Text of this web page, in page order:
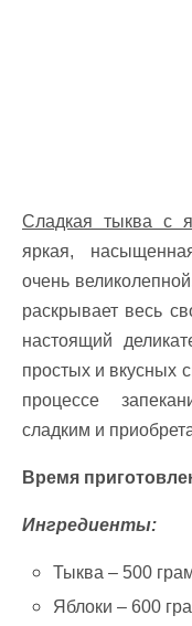
Сладкая тыква с
яркая,
очень
раскрывает весь
настоящий
простых и вкусных
процессе
сладким и
Время
Ингредиенты:
Тыква – 500
Яблоки – 600